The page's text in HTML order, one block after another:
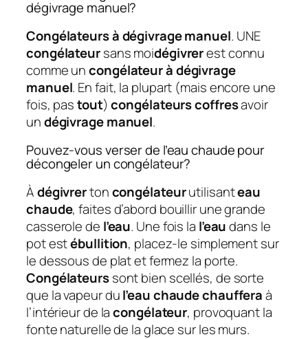
dégivrage manuel?
Congélateurs à dégivrage manuel. UNE
congélateursans moidégivrerest connu
comme uncongélateur à dégivrage
manuel. En fait, la plupart (mais encore une
fois, pastout)congélateurs coffresavoir
undégivrage manuel.
Pouvez-vous verser de l’eau chaude pour
décongeler un congélateur?
Àdégivrertoncongélateurutilisanteau
chaude, faites d’abord bouillir une grande
casserole de l’eau. Une fois la l’eaudans le
pot estébullition, placez-le simplement sur
le dessous de plat et fermez la porte.
Congélateurssont bien scellés, de sorte
que la vapeur dul’eau chaude chaufferaà
l’intérieur de lacongélateur, provoquant la
fonte naturelle de la glace sur les murs.